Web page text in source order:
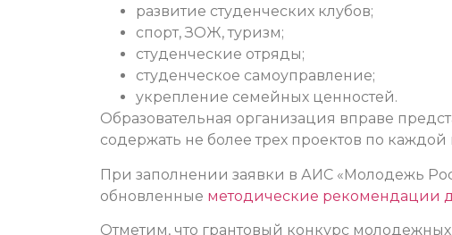
развитие студенческих клубов;
спорт, ЗОЖ, туризм;
студенческие отряды;
студенческое самоуправление;
укрепление семейных ценностей.
Образовательная организация вправе
содержать не более трех проектов по
При заполнении заявки в АИС «Молодежь
обновленные методические рекомендации
Отметим, что грантовый конкурс